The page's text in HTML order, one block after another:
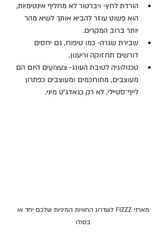
הורדת לחץ- ויברטור לא מחליף אינטימיות,
הוא פשוט עוזר להביא אותך לשיא מהר
יותר ברוב המקרים.
שבירת שגרה- כמו טיפוח, גם יחסים
דורשים תחזוקה וריענון.
טכנולוגיה לטובת העונג- צעצועים היום הם
מעוצבים, מתוחכמים ומעוצבים כפתרון
לייף־סטיילי, לא רק כגאדג’ט מיני.
מארזי FIZZZ לשדרוג החוויות המיניות שלכם יחד או
בסולו